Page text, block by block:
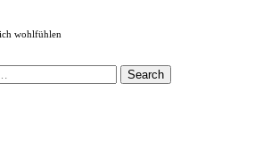
wohlfühlen
Search